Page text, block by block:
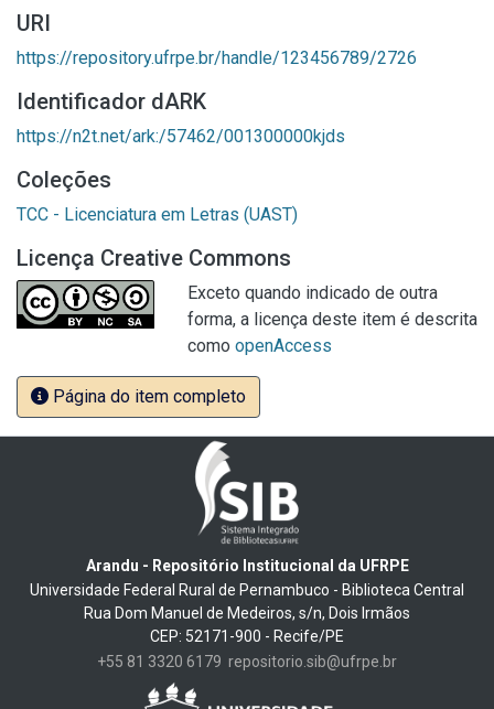
URI
https://repository.ufrpe.br/handle/123456789/2726
Identificador dARK
https://n2t.net/ark:/57462/001300000kjds
Coleções
TCC - Licenciatura em Letras (UAST)
Licença Creative Commons
Exceto quando indicado de outra
forma, a licença deste item é descrita
como openAccess
Página do item completo
Arandu - Repositório Institucional da UFRPE
Universidade Federal Rural de Pernambuco - Biblioteca Central
Rua Dom Manuel de Medeiros, s/n, Dois Irmãos
CEP: 52171-900 - Recife/PE
+55 81 3320 6179 repositorio.sib@ufrpe.br